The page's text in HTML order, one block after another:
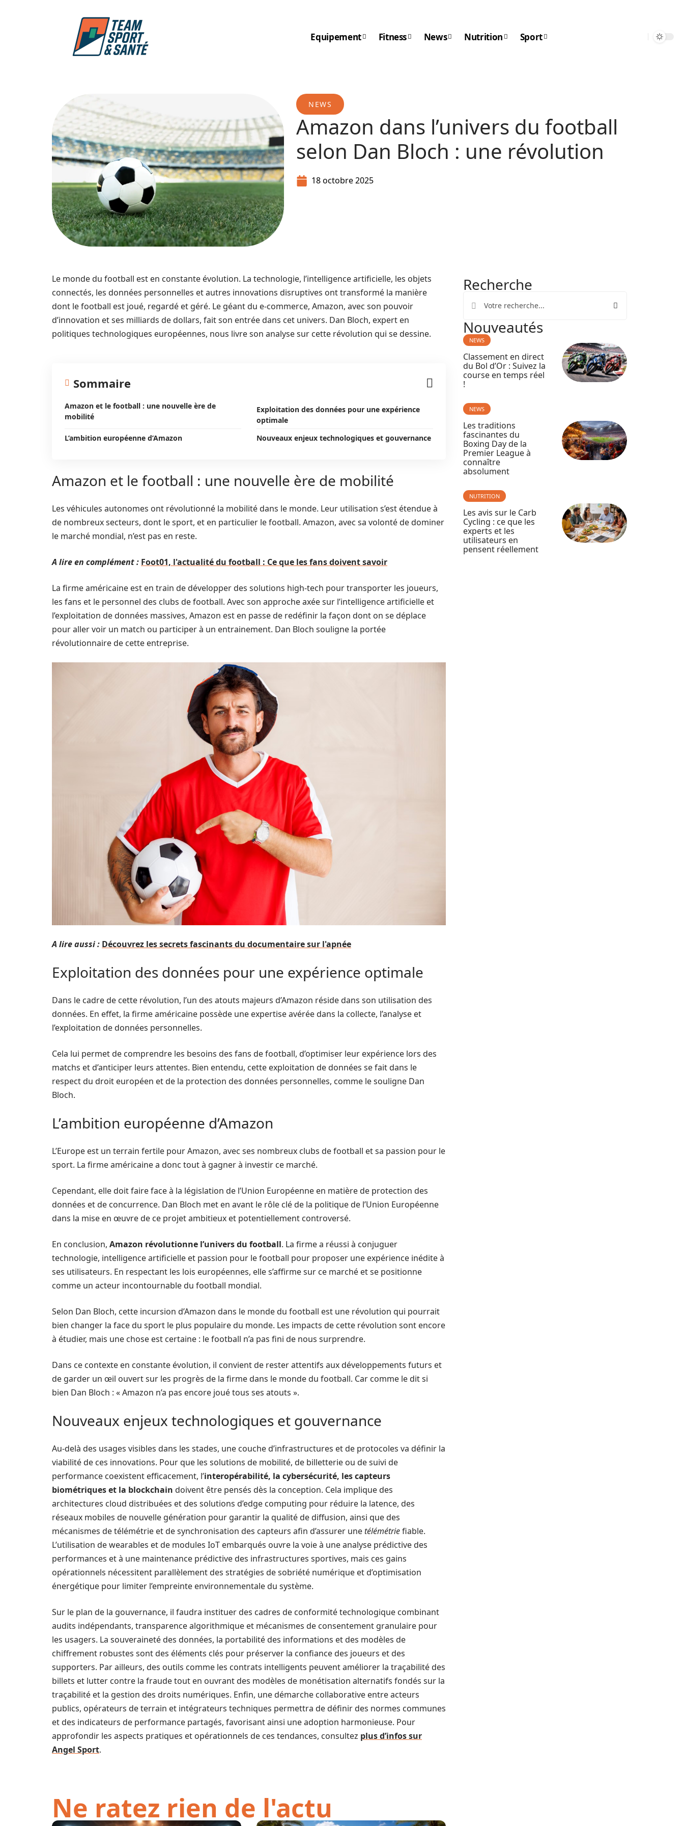
Equipement Fitness News Nutrition Sport
NEWS
Amazon dans l’univers du football
selon Dan Bloch : une révolution
18 octobre 2025
Le monde du football est en constante évolution. La technologie, l’intelligence artificielle, les objets
connectés, les données personnelles et autres innovations disruptives ont transformé la manière
dont le football est joué, regardé et géré. Le géant du e-commerce, Amazon, avec son pouvoir
d’innovation et ses milliards de dollars, fait son entrée dans cet univers. Dan Bloch, expert en
politiques technologiques européennes, nous livre son analyse sur cette révolution qui se dessine.
Sommaire
Amazon et le football : une nouvelle ère de
mobilité
Exploitation des données pour une expérience
optimale
L’ambition européenne d’Amazon
Nouveaux enjeux technologiques et gouvernance
Amazon et le football : une nouvelle ère de mobilité
Les véhicules autonomes ont révolutionné la mobilité dans le monde. Leur utilisation s’est étendue à
de nombreux secteurs, dont le sport, et en particulier le football. Amazon, avec sa volonté de dominer
le marché mondial, n’est pas en reste.
A lire en complément : Foot01, l'actualité du football : Ce que les fans doivent savoir
La firme américaine est en train de développer des solutions high-tech pour transporter les joueurs,
les fans et le personnel des clubs de football. Avec son approche axée sur l’intelligence artificielle et
l’exploitation de données massives, Amazon est en passe de redéfinir la façon dont on se déplace
pour aller voir un match ou participer à un entrainement. Dan Bloch souligne la portée
révolutionnaire de cette entreprise.
A lire aussi : Découvrez les secrets fascinants du documentaire sur l'apnée
Exploitation des données pour une expérience optimale
Dans le cadre de cette révolution, l’un des atouts majeurs d’Amazon réside dans son utilisation des
données. En effet, la firme américaine possède une expertise avérée dans la collecte, l’analyse et
l’exploitation de données personnelles.
Cela lui permet de comprendre les besoins des fans de football, d’optimiser leur expérience lors des
matchs et d’anticiper leurs attentes. Bien entendu, cette exploitation de données se fait dans le
respect du droit européen et de la protection des données personnelles, comme le souligne Dan
Bloch.
L’ambition européenne d’Amazon
L’Europe est un terrain fertile pour Amazon, avec ses nombreux clubs de football et sa passion pour le
sport. La firme américaine a donc tout à gagner à investir ce marché.
Cependant, elle doit faire face à la législation de l’Union Européenne en matière de protection des
données et de concurrence. Dan Bloch met en avant le rôle clé de la politique de l’Union Européenne
dans la mise en œuvre de ce projet ambitieux et potentiellement controversé.
En conclusion, Amazon révolutionne l’univers du football. La firme a réussi à conjuguer
technologie, intelligence artificielle et passion pour le football pour proposer une expérience inédite à
ses utilisateurs. En respectant les lois européennes, elle s’affirme sur ce marché et se positionne
comme un acteur incontournable du football mondial.
Selon Dan Bloch, cette incursion d’Amazon dans le monde du football est une révolution qui pourrait
bien changer la face du sport le plus populaire du monde. Les impacts de cette révolution sont encore
à étudier, mais une chose est certaine : le football n’a pas fini de nous surprendre.
Dans ce contexte en constante évolution, il convient de rester attentifs aux développements futurs et
de garder un œil ouvert sur les progrès de la firme dans le monde du football. Car comme le dit si
bien Dan Bloch : « Amazon n’a pas encore joué tous ses atouts ».
Nouveaux enjeux technologiques et gouvernance
Au-delà des usages visibles dans les stades, une couche d’infrastructures et de protocoles va définir la
viabilité de ces innovations. Pour que les solutions de mobilité, de billetterie ou de suivi de
performance coexistent efficacement, l’interopérabilité, la cybersécurité, les capteurs
biométriques et la blockchain doivent être pensés dès la conception. Cela implique des
architectures cloud distribuées et des solutions d’edge computing pour réduire la latence, des
réseaux mobiles de nouvelle génération pour garantir la qualité de diffusion, ainsi que des
mécanismes de télémétrie et de synchronisation des capteurs afin d’assurer une télémétriefiable.
L’utilisation de wearables et de modules IoT embarqués ouvre la voie à une analyse prédictive des
performances et à une maintenance prédictive des infrastructures sportives, mais ces gains
opérationnels nécessitent parallèlement des stratégies de sobriété numérique et d’optimisation
énergétique pour limiter l’empreinte environnementale du système.
Sur le plan de la gouvernance, il faudra instituer des cadres de conformité technologique combinant
audits indépendants, transparence algorithmique et mécanismes de consentement granulaire pour
les usagers. La souveraineté des données, la portabilité des informations et des modèles de
chiffrement robustes sont des éléments clés pour préserver la confiance des joueurs et des
supporters. Par ailleurs, des outils comme les contrats intelligents peuvent améliorer la traçabilité des
billets et lutter contre la fraude tout en ouvrant des modèles de monétisation alternatifs fondés sur la
traçabilité et la gestion des droits numériques. Enfin, une démarche collaborative entre acteurs
publics, opérateurs de terrain et intégrateurs techniques permettra de définir des normes communes
et des indicateurs de performance partagés, favorisant ainsi une adoption harmonieuse. Pour
approfondir les aspects pratiques et opérationnels de ces tendances, consultez plus d’infos sur
Angel Sport.
Ne ratez rien de l'actu
Recherche
Nouveautés
NEWS
Classement en direct
du Bol d’Or : Suivez la
course en temps réel
!
NEWS
Les traditions
fascinantes du
Boxing Day de la
Premier League à
connaître
absolument
NUTRITION
Les avis sur le Carb
Cycling : ce que les
experts et les
utilisateurs en
pensent réellement